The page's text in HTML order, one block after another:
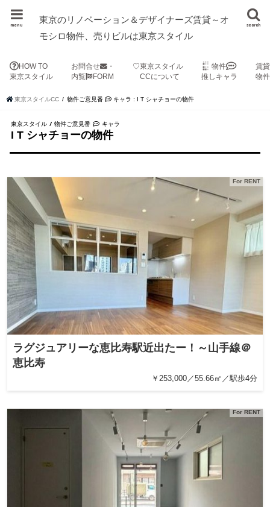
東京のリノベーション＆デザイナーズ賃貸～オ
モシロ物件、売りビルは東京スタイル
search
menu
HOW TO
東京スタイル
お問合せ
・
内覧
FORM
♡東京スタイル
CCについて
物件
推しキャラ
賃
物
東京スタイルCC 物件ご意見番 キャラ : I T シャチョーの物件
東京スタイル / 物件ご意見番 キャラ
I T シャチョーの物件
For RENT
ラグジュアリーな恵比寿駅近出たー！～山手線＠
恵比寿
￥253,000／55.66㎡／駅歩4分
For RENT